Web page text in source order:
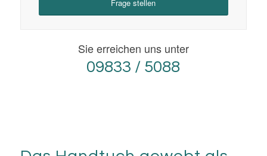
Das Handtuch gewebt als
langjährige Mitgliedschaft im Verein sowie als